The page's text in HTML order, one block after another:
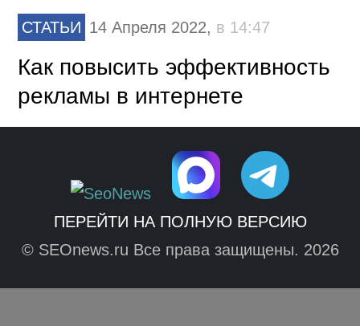
СТАТЬИ 14 Апреля 2022, в 14:47
Как повысить эффективность
рекламы в интернете
ПЕРЕЙТИ НА ПОЛНУЮ ВЕРСИЮ
© SEOnews.ru Все права защищены. 2026